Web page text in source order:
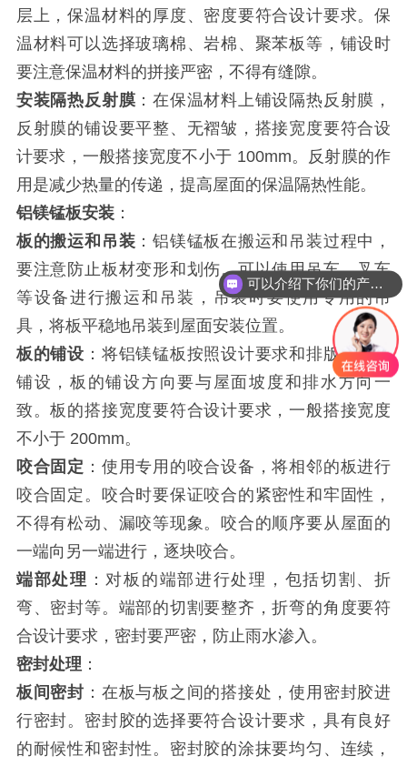
层上，保温材料的厚度、密度要符合设计要求。保
温材料可以选择玻璃棉、岩棉、聚苯板等，铺设时
要注意保温材料的拼接严密，不得有缝隙。
安装隔热反射膜 ：在保温材料上铺设隔热反射膜，
反射膜的铺设要平整、无褶皱，搭接宽度要符合设
计要求，一般搭接宽度不小于 100mm。反射膜的作
用是减少热量的传递，提高屋面的保温隔热性能。
铝镁锰板安装：
板的搬运和吊装 ：铝镁锰板在搬运和吊装过程中，
要注意防止板材变形和划伤。可以使用吊车、叉车
等设备进行搬运和吊装，吊装时要使用专用的吊
具，将板平稳地吊装到屋面安装位置。
板的铺设 ：将铝镁锰板按照设计要求和排版图进行
铺设，板的铺设方向要与屋面坡度和排水方向一
致。板的搭接宽度要符合设计要求，一般搭接宽度
不小于 200mm。
咬合固定 ：使用专用的咬合设备，将相邻的板进行
咬合固定。咬合时要保证咬合的紧密性和牢固性，
不得有松动、漏咬等现象。咬合的顺序要从屋面的
一端向另一端进行，逐块咬合。
端部处理 ：对板的端部进行处理，包括切割、折
弯、密封等。端部的切割要整齐，折弯的角度要符
合设计要求，密封要严密，防止雨水渗入。
密封处理 ：
板间密封 ：在板与板之间的搭接处，使用密封胶进
行密封。密封胶的选择要符合设计要求，具有良好
的耐候性和密封性。密封胶的涂抹要均匀、连续，
可以介绍下你们的产品么？